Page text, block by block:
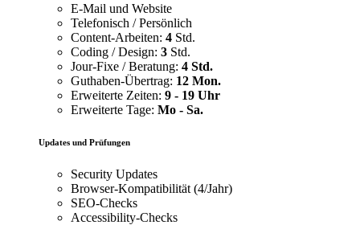
E-Mail und Website
Telefonisch / Persönlich
Content-Arbeiten: 4 Std.
Coding / Design: 3 Std.
Jour-Fixe / Beratung: 4 Std.
Guthaben-Übertrag: 12 Mon.
Erweiterte Zeiten: 9 - 19 Uhr
Erweiterte Tage: Mo - Sa.
Updates und Prüfungen
Security Updates
Browser-Kompatibilität (4/Jahr)
SEO-Checks
Accessibility-Checks